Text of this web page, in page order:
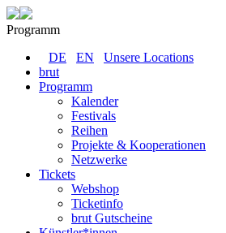
Programm
DE
EN
Unsere Locations
brut
Programm
Kalender
Festivals
Reihen
Projekte & Kooperationen
Netzwerke
Tickets
Webshop
Ticketinfo
brut Gutscheine